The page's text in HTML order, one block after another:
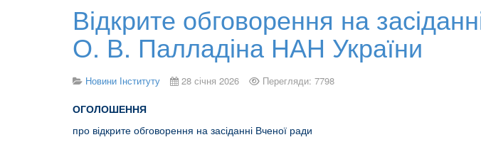
Відкрите обговорення на
О. В. Палладіна НАН України
Новини Інституту 28 січня 2026 Перегляди: 7798
ОГОЛОШЕННЯ
про відкрите обговорення на засіданні Вченої ради